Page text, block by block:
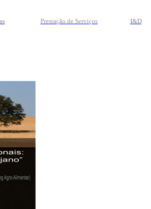
Prestação de Serviços I&D